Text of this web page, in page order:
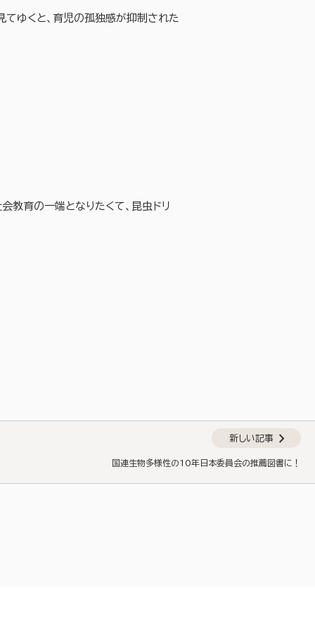
てゆくと、育児の孤独感が抑制された
教育の一端となりたくて、昆虫ドリ
新しい記事 chevron_right
国連生物多様性の10年日本委員会の推薦図書に！